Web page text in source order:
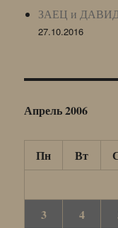
ЗАЕЦ и ДАВИД
27.10.2016
Апрель 2006
Пн Вт
3
4